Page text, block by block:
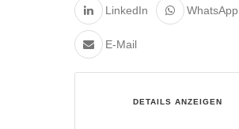
LinkedIn WhatsApp
E-Mail
DETAILS ANZEIGEN